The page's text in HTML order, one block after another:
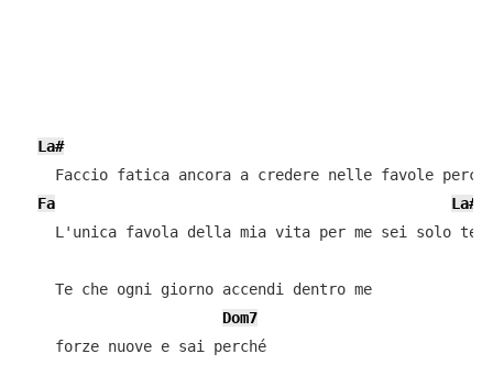
La#
Faccio fatica ancora a credere nelle favole
Fa
La#
    L'unica favola della mia vita per me sei solo te
    Te che ogni giorno accendi dentro me
Dom7
    forze nuove e sai perché